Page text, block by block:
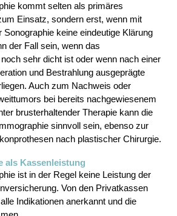
kommt selten als primäres
Einsatz, sondern erst, wenn mit
Sonographie keine eindeutige Klärung
der Fall sein, wenn das
sehr dicht ist oder wenn nach einer
und Bestrahlung ausgeprägte
Auch zum Nachweis oder
bei bereits nachgewiesenem
brusterhaltender Therapie kann die
sinnvoll sein, ebenso zur
nach plastischer Chirurgie.
als Kassenleistung
ist in der Regel keine Leistung der
Von den Privatkassen
Indikationen anerkannt und die